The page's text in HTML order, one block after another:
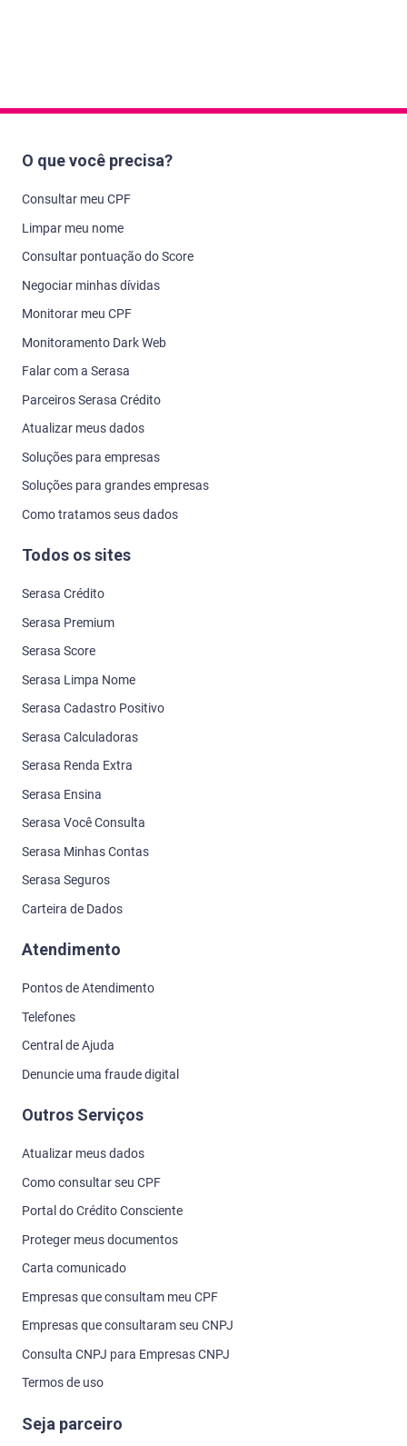
O que você precisa?
Consultar meu CPF
Limpar meu nome
Consultar pontuação do Score
Negociar minhas dívidas
Monitorar meu CPF
Monitoramento Dark Web
Falar com a Serasa
Parceiros Serasa Crédito
Atualizar meus dados
Soluções para empresas
Soluções para grandes empresas
Como tratamos seus dados
Todos os sites
Serasa Crédito
Serasa Premium
Serasa Score
Serasa Limpa Nome
Serasa Cadastro Positivo
Serasa Calculadoras
Serasa Renda Extra
Serasa Ensina
Serasa Você Consulta
Serasa Minhas Contas
Serasa Seguros
Carteira de Dados
Atendimento
Pontos de Atendimento
Telefones
Central de Ajuda
Denuncie uma fraude digital
Outros Serviços
Atualizar meus dados
Como consultar seu CPF
Portal do Crédito Consciente
Proteger meus documentos
Carta comunicado
Empresas que consultam meu CPF
Empresas que consultaram seu CNPJ
Consulta CNPJ para Empresas CNPJ
Termos de uso
Seja parceiro